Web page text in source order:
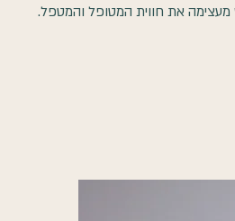
מעצימה את חווית המטופל והמטפל.